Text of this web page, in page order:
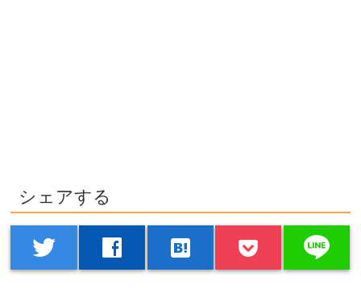
シェアする
twitter facebook hatenabookmark line